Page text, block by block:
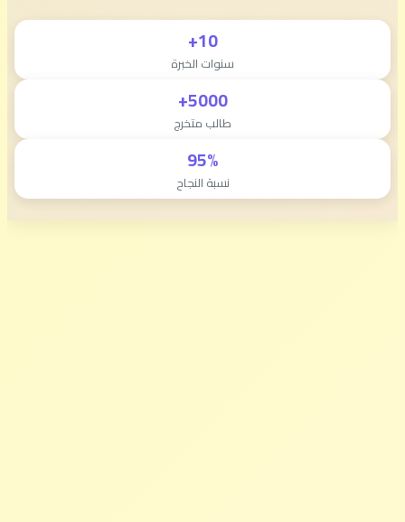
10+
سنوات الخبرة
5000+
طالب متخرج
95%
نسبة النجاح